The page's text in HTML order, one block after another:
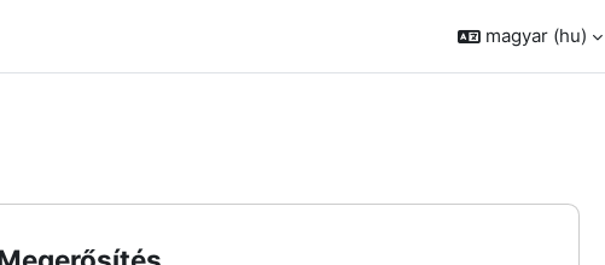
magyar ‎(hu)‎